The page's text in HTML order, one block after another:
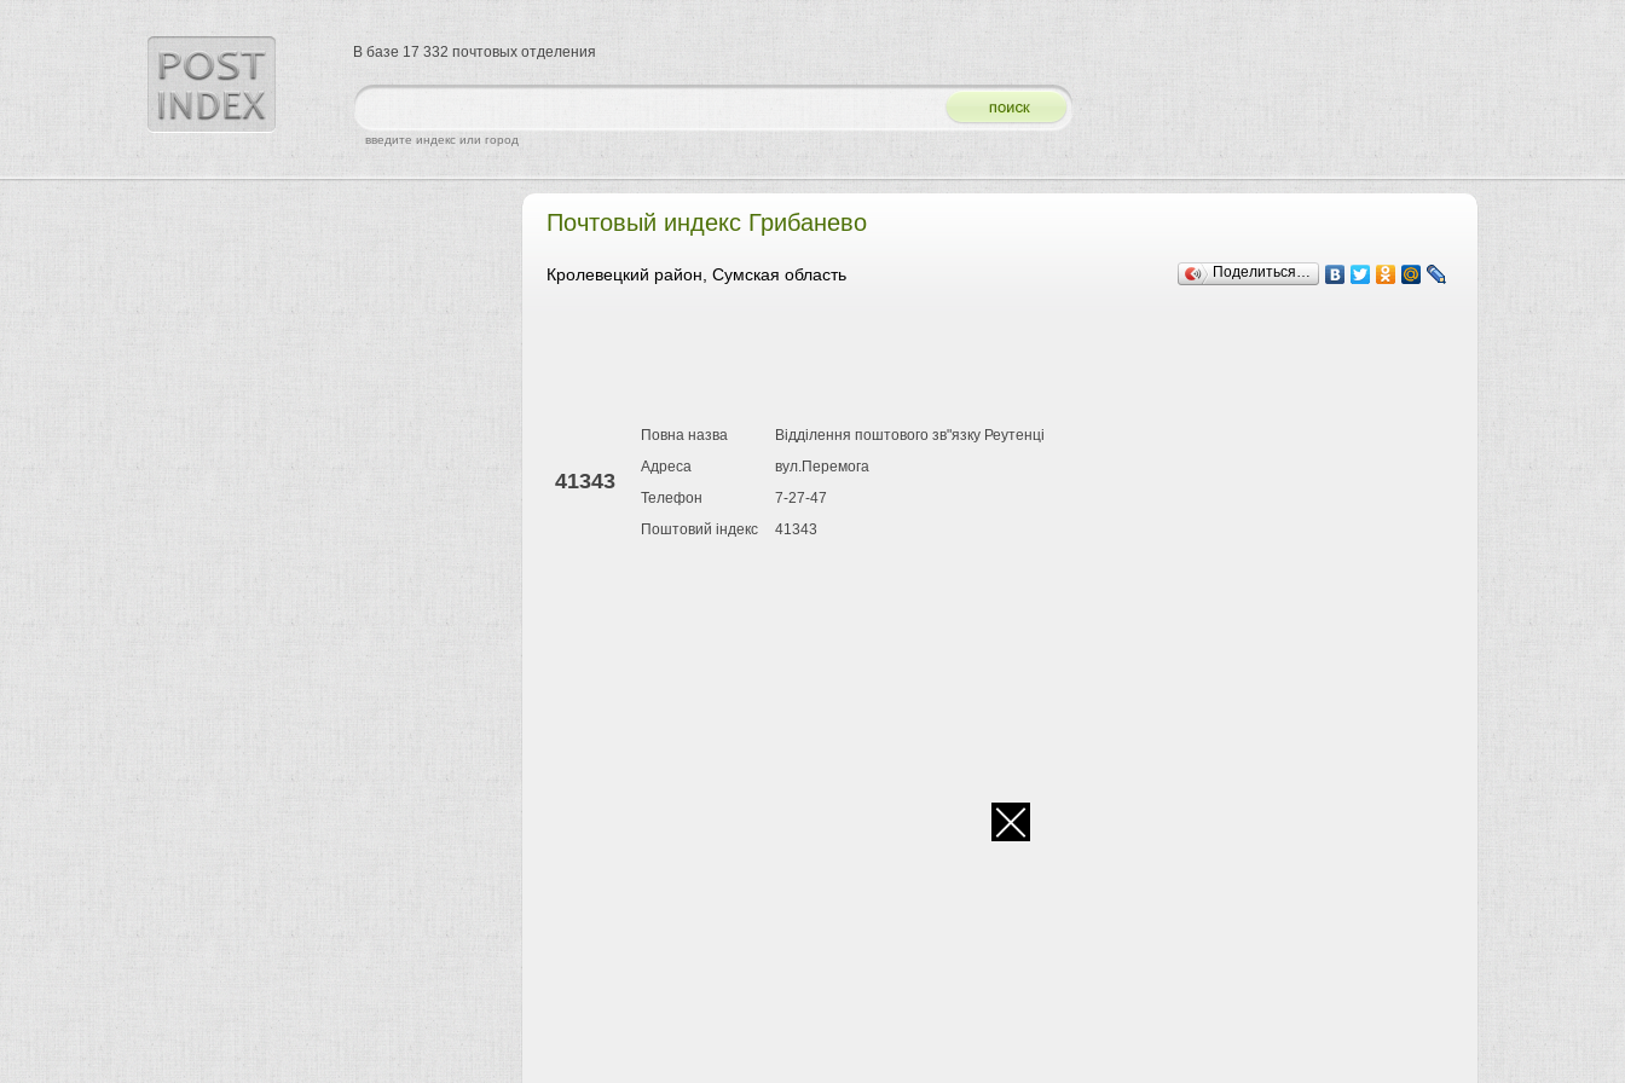
Почтовый индекс Грибанево
Поделиться…
Кролевецкий район, Сумская область
41343
Повна назва
Відділення поштового зв"язку Реутенці
Адреса
вул.Перемога
Телефон
7-27-47
Поштовий індекс
41343
найти
введите индекс или город
В базе 17 332 почтовых отделения